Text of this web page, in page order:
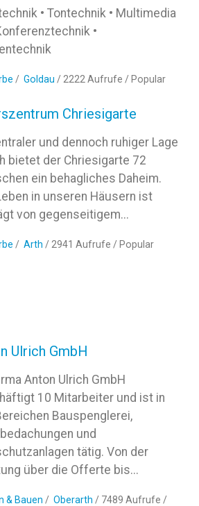
• Tontechnik • Multimedia
•
/ Goldau / 2222 Aufrufe / Popular
Chriesigarte
und dennoch ruhiger Lage
bietet der Chriesigarte 72
ein behagliches Daheim.
in unseren Häusern ist
von gegenseitigem...
/ Arth / 2941 Aufrufe / Popular
Ulrich GmbH
Anton Ulrich GmbH
10 Mitarbeiter und ist in
Bauspenglerei,
und
tätig. Von der
über die Offerte bis...
& Bauen / Oberarth / 7489 Aufrufe /